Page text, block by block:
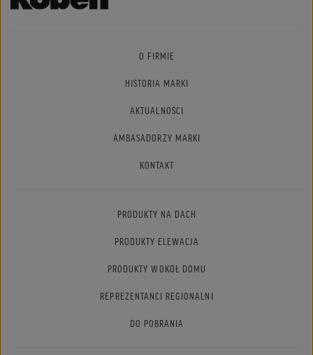
O FIRMIE
HISTORIA MARKI
AKTUALNOŚCI
AMBASADORZY MARKI
KONTAKT
PRODUKTY NA DACH
PRODUKTY ELEWACJA
PRODUKTY WOKÓŁ DOMU
REPREZENTANCI REGIONALNI
DO POBRANIA